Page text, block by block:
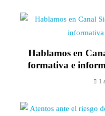
Hablamos en
formativa e
1